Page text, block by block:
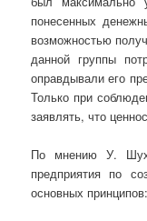
понесенных
возможностью
данной группы
оправдывали его
Только при
заявлять, что
По мнению У.
предприятия по
основных принципов: